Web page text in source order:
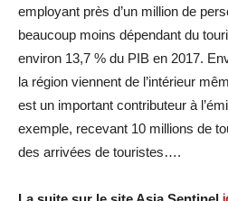
employant près d’un million de
beaucoup moins dépendant du
environ 13,7 % du PIB en 2017.
la région viennent de l’intérieur
est un important contributeur à
exemple, recevant 10 millions de
des arrivées de touristes….